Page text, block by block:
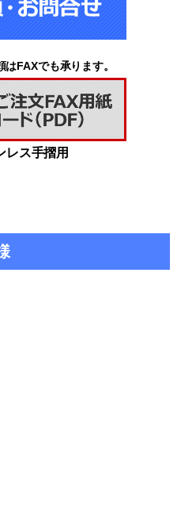
FAXでも承ります。
レス手摺用